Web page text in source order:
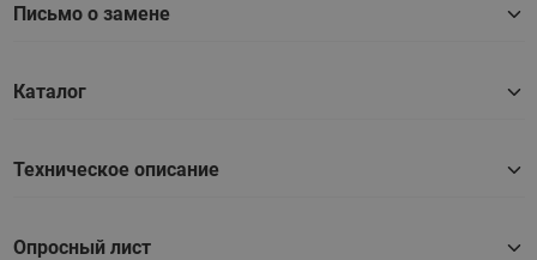
Письмо о замене
Каталог
Техническое описание
Опросный лист